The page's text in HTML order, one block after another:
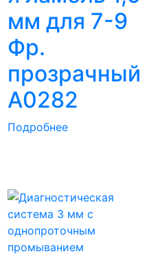
мм для 7-9
Фр.
прозрачный
A0282
Подробнее